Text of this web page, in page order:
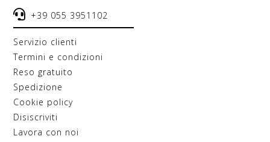
+39 055 3951102
servizio clienti
termini e condizioni
reso gratuito
spedizione
cookie policy
disiscriviti
lavora con noi